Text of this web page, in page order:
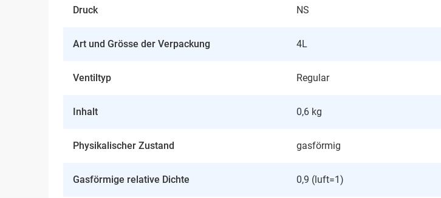
Druck NS
Art und Grösse der Verpackung 4L
Ventiltyp Regular
Inhalt 0,6 kg
Physikalischer Zustand gasförmig
Gasförmige relative Dichte 0,9 (luft=1)